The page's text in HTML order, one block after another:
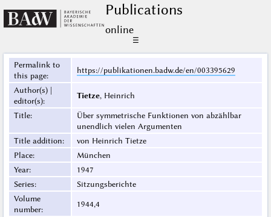
Publications
online
☰
Permalink to
this page:
https://publikationen.badw.de/en/003395629
Author(s) |
editor(s):
Tietze, Heinrich
Title:
Über symmetrische Funktionen von abzählbar
unendlich vielen Argumenten
Title addition:
von Heinrich Tietze
Place:
München
Year:
1947
Series:
Sitzungsberichte
Volume
number:
1944,4